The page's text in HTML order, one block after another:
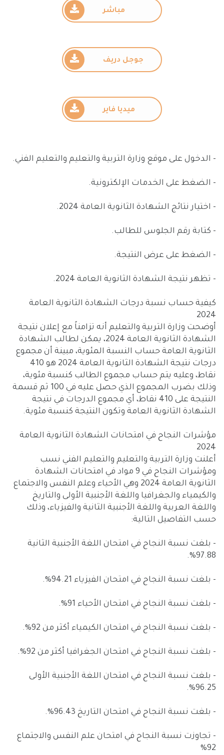
مباشر
جوجل دريف
ميديا فاير
- الدخول على موقع وزارة التربية والتعليم والتعليم الفني.
- الضغط على الخدمات الإلكترونية.
- اختيار نتائج الشهادة الثانوية العامة 2024.
- كتابة رقم الجلوس للطالب.
- الضغط على عرض النتيجة.
- تظهر نتيجة الشهادة الثانوية العامة 2024.
كيفية حساب نسبة درجات الشهادة الثانوية العامة
2024
أوضحت وزارة التربية والتعليم أنه تزامناً مع إعلان نتيجة
الشهادة الثانوية العامة 2024، يمكن لطالب الشهادة
الثانوية العامة حساب النسبة المئوية، مبينة أن مجموع
درجات نتيجة الشهادة الثانوية العامة 2024 هو 410
نقاط، وعليه يتم حساب مجموع الطالب كنسبة مئوية،
وذلك بضرب المجموع الذي حصل عليه في 100 ثم قسمة
النتيجة على 410 نقاط، أي مجموع الدرجات في نتيجة
الشهادة الثانوية العامة وتكون النتيجة كنسبة مئوية.
مؤشرات النجاح في امتحانات الشهادة الثانوية العامة
2024
أعلنت وزارة التربية والتعليم والتعليم الفني نسب
ومؤشرات النجاح في 9 مواد في امتحانات الشهادة
الثانوية العامة 2024 وهي الأحياء وعلم النفس والاجتماع
والكيمياء والجغرافيا واللغة الأجنبية الأولى والتاريخ
واللغة العربية واللغة الأجنبية الثانية والفيزياء، وذلك
حسب التفاصيل التالية:
- بلغت نسبة النجاح في امتحان اللغة الأجنبية الثانية
97.88%.
- بلغت نسبة النجاح في امتحان الفيزياء 94.21%.
- بلغت نسبة النجاح في امتحان الأحياء 91%.
- بلغت نسبة النجاح في امتحان الكيمياء أكثر من 92%.
- بلغت نسبة النجاح في امتحان الجغرافيا أكثر من 92%.
- بلغت نسبة النجاح في امتحان اللغة الأجنبية الأولى
96.25%.
- بلغت نسبة النجاح في امتحان التاريخ 96.43%.
- تجاوزت نسبة النجاح في امتحان علم النفس والاجتماع
92%